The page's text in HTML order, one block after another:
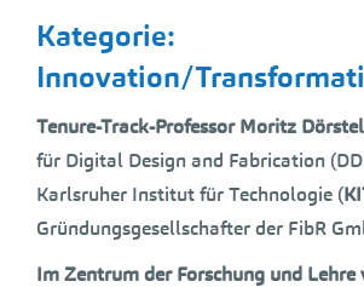
Kategorie:
Innovation/
Tenure-Track-Professor Moritz
für Digital Design and Fabrication
Karlsruher Institut für Technologie (
Gründungsgesellschafter der FibR
Im Zentrum der Forschung und